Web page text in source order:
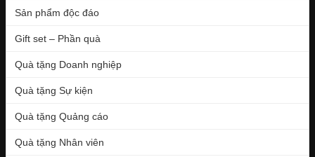
Sản phẩm độc đáo
Gift set – Phần quà
Quà tặng Doanh nghiệp
Quà tặng Sự kiện
Quà tặng Quảng cáo
Quà tặng Nhân viên